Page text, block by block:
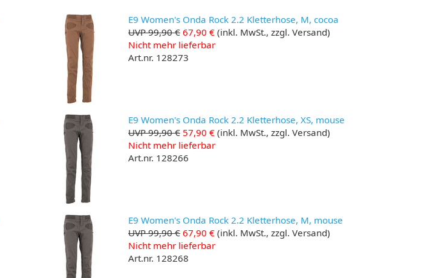
E9 Women's Onda Rock 2.2 Kletterhose, M, cocoa
UVP 99,90 € 67,90 € (inkl. MwSt., zzgl. Versand)
Nicht mehr lieferbar
Art.nr. 128273
E9 Women's Onda Rock 2.2 Kletterhose, XS, mouse
UVP 99,90 € 57,90 € (inkl. MwSt., zzgl. Versand)
Nicht mehr lieferbar
Art.nr. 128266
E9 Women's Onda Rock 2.2 Kletterhose, M, mouse
UVP 99,90 € 67,90 € (inkl. MwSt., zzgl. Versand)
Nicht mehr lieferbar
Art.nr. 128268